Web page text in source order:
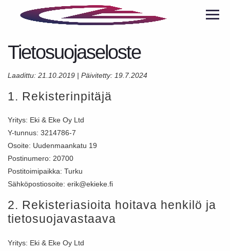
Tietosuojaseloste
Laadittu: 21.10.2019 | Päivitetty: 19.7.2024
1. Rekisterinpitäjä
Yritys: Eki & Eke Oy Ltd
Y-tunnus: 3214786-7
Osoite: Uudenmaankatu 19
Postinumero: 20700
Postitoimipaikka: Turku
Sähköpostiosoite: erik@ekieke.fi
2. Rekisteriasioita hoitava henkilö ja
tietosuojavastaava
Yritys: Eki & Eke Oy Ltd